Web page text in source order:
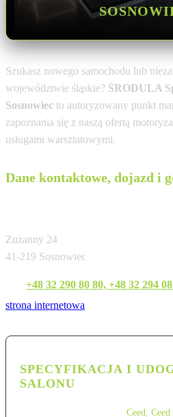
Szukasz nowego samochodu lub
województwie śląskie? ŚRODULA
Sosnowiec to autoryzowany punkt
zapoznania się z naszą ofertą
usługami warsztatowymi.
Dane kontaktowe, dojazd i
Zuzanny 24
41-219 Sosnowiec
+48 32 290 80 80, +48 32 294
strona internetowa
SPECYFIKACJA I
SALONU
Ceed